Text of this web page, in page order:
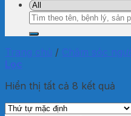
Tìm
kiếm:
Trang chủ / Chăm sóc
Lọc
Hiển thị tất cả 8 kết quả